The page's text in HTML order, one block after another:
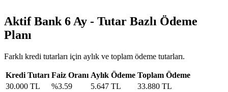
Aktif Bank 6 Ay - Tutar Bazlı Ödeme
Planı
Farklı kredi tutarları için aylık ve toplam ödeme tutarları.
Kredi Tutarı Faiz Oranı Aylık Ödeme Toplam Ödeme
30.000 TL %3.59 5.647 TL 33.880 TL